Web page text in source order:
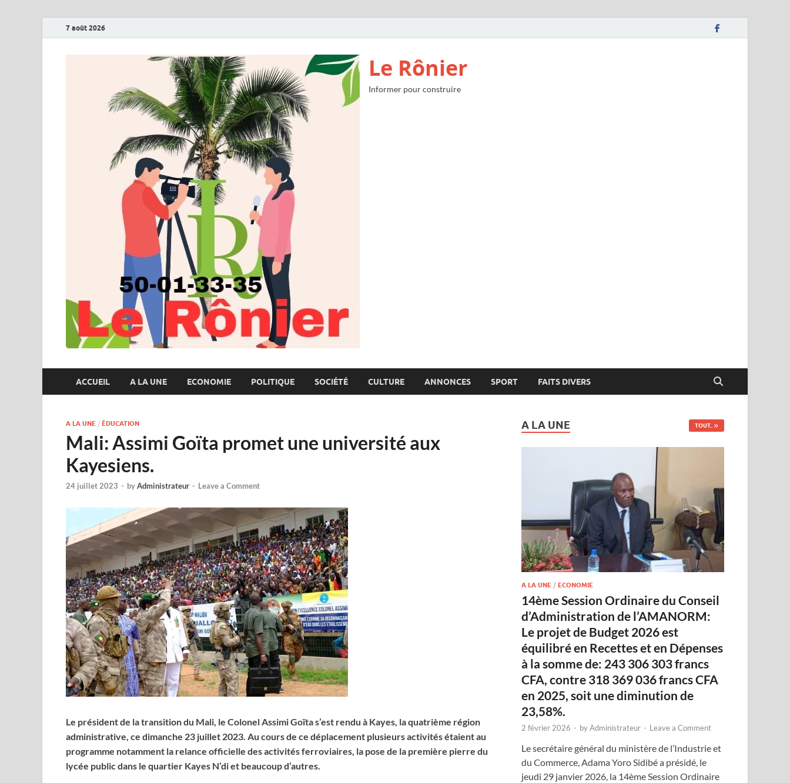
7 août 2026
Le Rônier
Informer pour construire
ACCUEIL A LA UNE ECONOMIE POLITIQUE SOCIÉTÉ CULTURE ANNONCES SPORT FAITS DIVERS
A LA UNE / ÉDUCATION
Mali: Assimi Goïta promet une université aux
Kayesiens.
24 juillet 2023 - byAdministrateur - Leave a Comment
Le président de la transition du Mali, le Colonel Assimi Goïta s’est rendu à Kayes, la quatrième région
administrative, ce dimanche 23 juillet 2023. Au cours de ce déplacement plusieurs activités étaient au
programme notamment la relance officielle des activités ferroviaires, la pose de la première pierre du
lycée public dans le quartier Kayes N’di et beaucoup d’autres.
A LA UNE TOUT..
A LA UNE /ECONOMIE
14ème Session Ordinaire du Conseil
d’Administration de l’AMANORM:
Le projet de Budget 2026 est
équilibré en Recettes et en Dépenses
à la somme de: 243 306 303 francs
CFA, contre 318 369 036 francs CFA
en 2025, soit une diminution de
23,58%.
2 février 2026 - byAdministrateur - Leave a Comment
Le secrétaire général du ministère de l’Industrie et
du Commerce, Adama Yoro Sidibé a présidé, le
jeudi 29 janvier 2026, la 14ème Session Ordinaire